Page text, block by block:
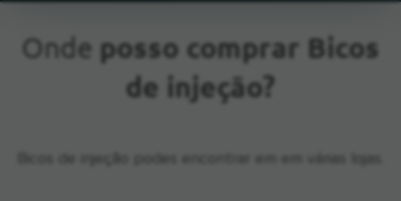
Localização atual
Onde posso comprar Bicos
de injeção?